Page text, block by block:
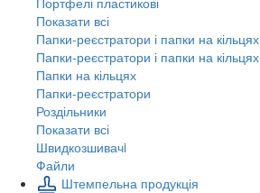
Показати всі
Папки-реєстратори і папки на кільцях
Папки-реєстратори і папки на кільцях
Папки на кільцях
Папки-реєстратори
Роздільники
Показати всі
Швидкозшивачi
Файли
Штемпельна продукція